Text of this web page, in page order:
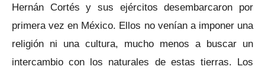
Hernán Cortés y sus ejércitos desembarcaron por
primera vez en México. Ellos no venían a imponer una
religión ni una cultura, mucho menos a buscar un
intercambio con los naturales de estas tierras. Los